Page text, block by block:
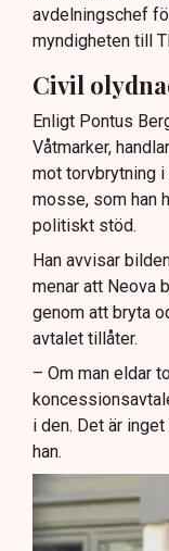
avdelningschef
myndigheten till
Civil
Enligt Pontus
Våtmarker,
mot torvbrytning
mosse, som han
politiskt stöd.
Han avvisar
menar att Neova
genom att bryta
avtalet tillåter.
– Om man eldar
i den. Det är
han.